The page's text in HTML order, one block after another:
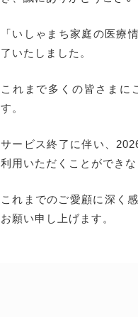
「いしゃまち家庭の医療
了いたしました。
これまで多くの皆さまに
す。
サービス終了に伴い、
利用いただくことができな
これまでのご愛顧に深く
お願い申し上げます。